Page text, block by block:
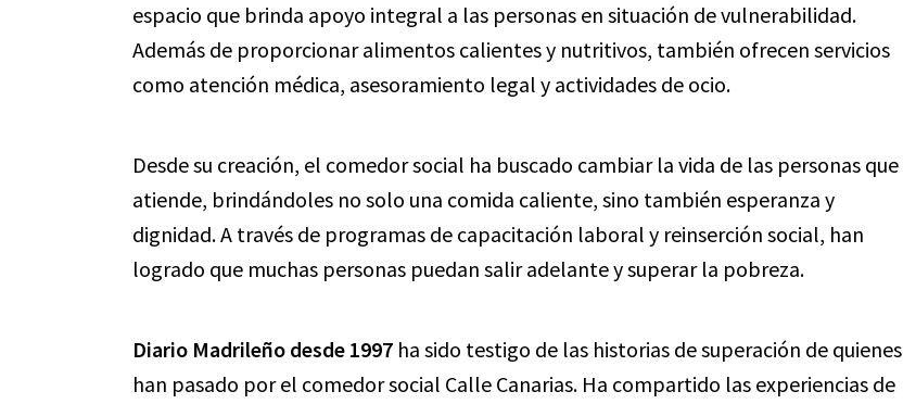
espacio que brinda apoyo integral a las personas en situación de vulnerabilidad.
Además de proporcionar alimentos calientes y nutritivos, también ofrecen servicios
como atención médica, asesoramiento legal y actividades de ocio.
Desde su creación, el comedor social ha buscado cambiar la vida de las personas que
atiende, brindándoles no solo una comida caliente, sino también esperanza y
dignidad. A través de programas de capacitación laboral y reinserción social, han
logrado que muchas personas puedan salir adelante y superar la pobreza.
Diario Madrileño desde 1997 ha sido testigo de las historias de superación de quienes
han pasado por el comedor social Calle Canarias. Ha compartido las experiencias de